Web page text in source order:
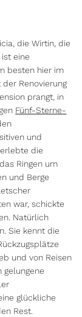
die Wirtin, die
eine
besten hier im
Renovierung
prangt, in
Fünf-Sterne-
und
die
Ringen um
und Berge
war, schickte
Natürlich
Sie kennt die
und von Reisen
glückliche
Rest.